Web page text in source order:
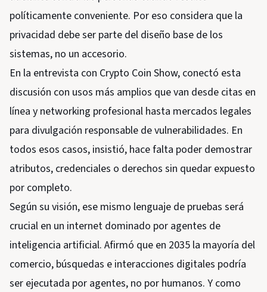
políticamente conveniente. Por eso considera que la
privacidad debe ser parte del diseño base de los
sistemas, no un accesorio.
En la entrevista con Crypto Coin Show, conectó esta
discusión con usos más amplios que van desde citas en
línea y networking profesional hasta mercados legales
para divulgación responsable de vulnerabilidades. En
todos esos casos, insistió, hace falta poder demostrar
atributos, credenciales o derechos sin quedar expuesto
por completo.
Según su visión, ese mismo lenguaje de pruebas será
crucial en un internet dominado por agentes de
inteligencia artificial. Afirmó que en 2035 la mayoría del
comercio, búsquedas e interacciones digitales podría
ser ejecutada por agentes, no por humanos. Y como